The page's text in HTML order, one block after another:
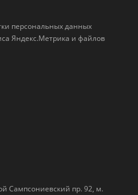
персональных данных
Яндекс.Метрика и файлов
Сампсониевский пр. 92, м.